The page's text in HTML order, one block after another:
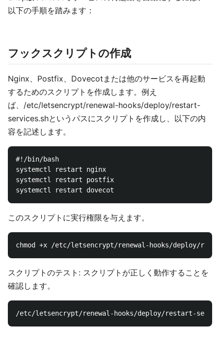
以下の手順を踏みます：
フックスクリプトの作成
Nginx、Postfix、Dovecotまたは他のサービスを再起動
するためのスクリプトを作成します。例え
ば、/etc/letsencrypt/renewal-hooks/deploy/restart-
services.shというパスにスクリプトを作成し、以下の内
容を記述します。
#!/bin/bash
systemctl restart nginx
systemctl restart postfix
このスクリプトに実行権限を与えます。
スクリプトのテスト: スクリプトが正しく動作することを
確認します。